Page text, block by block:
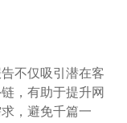
不仅吸引潜在客
，有助于提升网
，避免千篇一